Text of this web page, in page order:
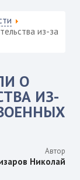
из-за
О
ИЗ-
Автор
Николай